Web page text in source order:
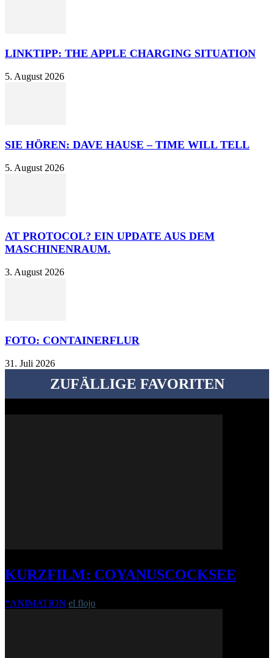
LINKTIPP: THE APPLE CHARGING SITUATION
5. August 2026
SIE HÖREN: DAVE HAUSE – TIME WILL TELL
5. August 2026
AT PROTOCOL? EIN UPDATE AUS DEM
MASCHINENRAUM.
3. August 2026
FOTO: CONTAINERFLUR
31. Juli 2026
ZUFÄLLIGE FAVORITEN
KURZFILM: COYANUSCOCKSEE
*ANIMATION el flojo